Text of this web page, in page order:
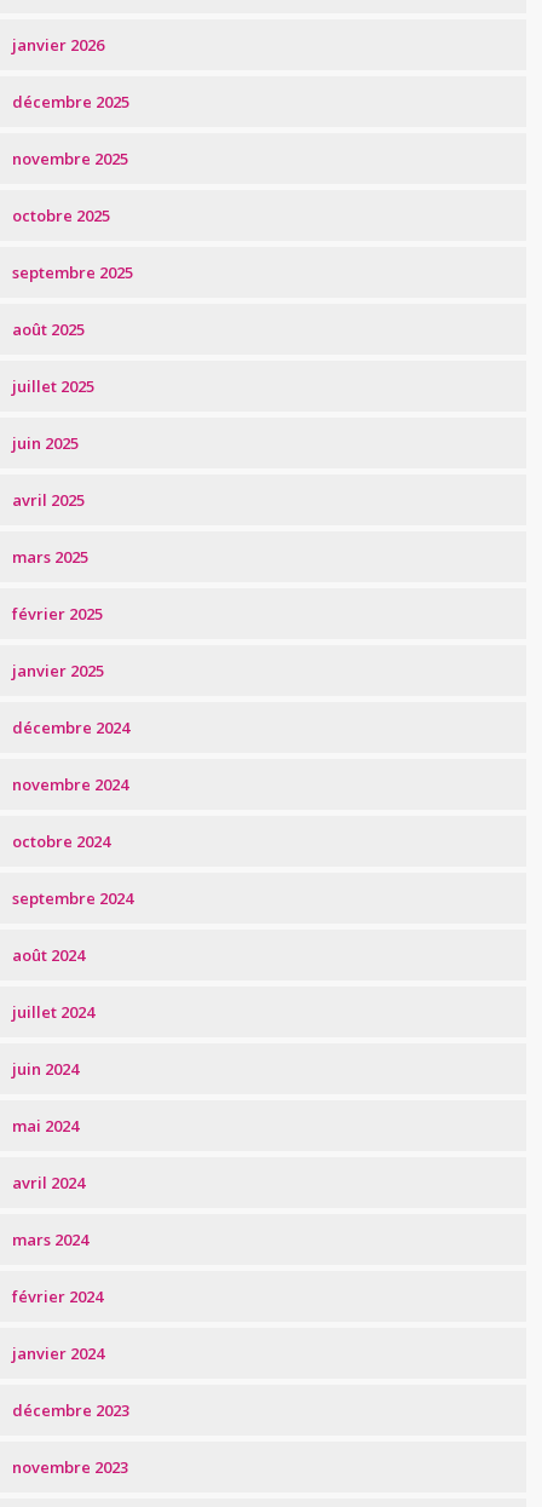
janvier 2026
décembre 2025
novembre 2025
octobre 2025
septembre 2025
août 2025
juillet 2025
juin 2025
avril 2025
mars 2025
février 2025
janvier 2025
décembre 2024
novembre 2024
octobre 2024
septembre 2024
août 2024
juillet 2024
juin 2024
mai 2024
avril 2024
mars 2024
février 2024
janvier 2024
décembre 2023
novembre 2023